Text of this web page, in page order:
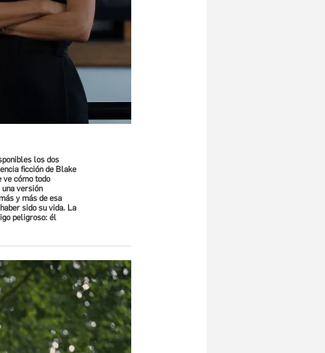
los dos
ficción de Blake
ve cómo todo
versión
y más de esa
sido su vida. La
peligroso: él